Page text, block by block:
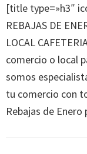
[title type=»h3″
REBAJAS DE
LOCAL
comercio o local
somos
tu comercio con
Rebajas de